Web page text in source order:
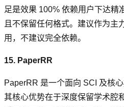
足是效果 100% 依赖用户下达精
且不保留任何格式。建议作为主
用，不建议完全依赖。
15. PaperRR
PaperRR 是一个面向 SCI 及核
其核心优势在于深度保留学术腔